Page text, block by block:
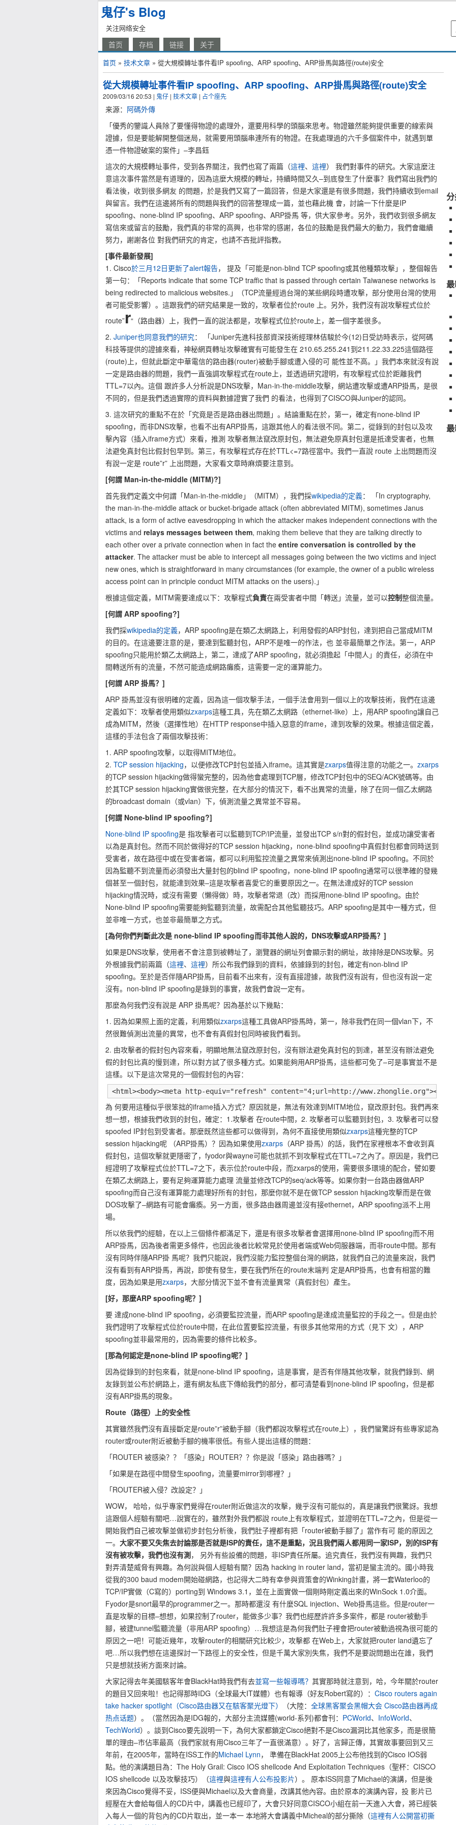
鬼仔's Blog
关注网络安全
首页 存档 链接 关于
首页 » 技术文章 » 從大規模轉址事件看IP spoofing、ARP spoofing、ARP掛馬與路徑(route)安全
從大規模轉址事件看IP spoofing、ARP spoofing、ARP掛馬與路徑(route)安全
2009/03/16 20:53 | 鬼仔 | 技术文章 | 占个座先
来源： 阿碼外傳
「優秀的鑒識人員除了要懂得物證的處理外，還要用科學的頭腦來思考。物證雖然能夠提供重要的線索與
證據，但是要能解開整個迷局，就需要用頭腦串連所有的物證。在我處理過的六千多個案件中，就遇到單
憑一件物證破案的案件」–李昌鈺
這次的大規模轉址事件，受到各界關注，我們也寫了兩篇（這裡、 這裡） 我們對事件的研究。大家這麼注
意這次事件當然是有道理的，因為這麼大規模的轉址，持續時間又久–到底發生了什麼事？我們寫出我們的
看法後，收到很多網友 的問題，於是我們又寫了一篇回答，但是大家還是有很多問題，我們持續收到email
與留言。我們在這邊將所有的問題與我們的回答整理成一篇，並也藉此機 會，討論一下什麼是IP
spoofing、none-blind IP spoofing、ARP spoofing、ARP掛馬 等，供大家參考。另外，我們收到很多網友
寫信來或留言的鼓勵，我們真的非常的高興，也非常的感謝，各位的鼓勵是我們最大的動力，我們會繼續
努力，謝謝各位 對我們研究的肯定，也請不吝批評指教。
[事件最新發展]
1. Cisco於三月12日更新了alert報告， 提及「可能是non-blind TCP spoofing或其他種類攻擊」，整個報告
第一句：「Reports indicate that some TCP traffic that is passed through certain Taiwanese networks is
being redirected to malicious websites.」（TCP流量經過台灣的某些網段時遭攻擊，部分使用台灣的使用
者可能受影響）。這跟我們的研究結果是一致的，攻擊者位於route 上。另外，我們沒有說攻擊程式位於
route”r“（路由器）上，我們一直的說法都是，攻擊程式位於route上，差一個字差很多。
2. Juniper也同意我們的研究： 「Juniper先進科技部資深技術經理林佶駿於今(12)日受訪時表示，從阿碼
科技等提供的證據來看，神秘網頁轉址攻擊確實有可能發生在 210.65.255.241到211.22.33.225這個路徑
(route)上，但就此斷定中華電信的路由器(router)被動手腳或遭入侵的可 能性並不高。」我們本來就沒有說
一定是路由器的問題，我們一直強調攻擊程式在route上，並透過研究證明，有攻擊程式位於距離我們
TTL=7以內。這個 跟許多人分析說是DNS攻擊，Man-in-the-middle攻擊，網站遭攻擊或遭ARP掛馬，是很
不同的，但是我們透過實際的資料與數據證實了我們 的看法，也得到了CISCO與Juniper的認同。
3. 這次研究的重點不在於「究竟是否是路由器出問題」。結論重點在於，第一，確定有none-blind IP
spoofing，而非DNS攻擊，也看不出有ARP掛馬，這跟其他人的看法很不同。第二，從錄到的封包以及攻
擊內容（插入iframe方式）來看，推測 攻擊者無法竄改原封包，無法避免原真封包還是抵達受害者，也無
法避免真封包比假封包早到。第三，有攻擊程式存在於TTL<=7路徑當中。我們一直說 route 上出問題而沒
有說一定是 route”r” 上出問題，大家看文章時麻煩要注意到。
[何謂 Man-in-the-middle (MITM)?]
首先我們定義文中何謂「Man-in-the-middle」（MITM），我們採wikipedia的定義： 「In cryptography,
the man-in-the-middle attack or bucket-brigade attack (often abbreviated MITM), sometimes Janus
attack, is a form of active eavesdropping in which the attacker makes independent connections with the
victims and relays messages between them, making them believe that they are talking directly to
each other over a private connection when in fact the entire conversation is controlled by the
attacker. The attacker must be able to intercept all messages going between the two victims and inject
new ones, which is straightforward in many circumstances (for example, the owner of a public wireless
access point can in principle conduct MITM attacks on the users).」
根據這個定義，MITM需要達成以下：攻擊程式負責在兩受害者中間「轉送」流量，並可以控制整個流量。
[何謂 ARP spoofing?]
我們採wikipedia的定義，ARP spoofing是在類乙太網路上，利用發假的ARP封包，達到把自己當成MITM
的目的。在這邊要注意的是，要達到監聽封包，ARP不是唯一的作法，也 並非最簡單之作法。第一，ARP
spoofing只能用於類乙太網路上，第二，達成了ARP spoofing，就必須擔起「中間人」的責任，必須在中
間轉送所有的流量，不然可能造成網路癱瘓，這需要一定的運算能力。
[何謂 ARP 掛馬？]
ARP 掛馬並沒有很明確的定義，因為這一個攻擊手法，一個手法會用到一個以上的攻擊技術，我們在這邊
定義如下：攻擊者使用類似zxarps這種工具，先在類乙太網路（ethernet-like）上，用ARP spoofing讓自己
成為MITM，然後（選擇性地）在HTTP response中插入惡意的iframe，達到攻擊的效果。根據這個定義，
這樣的手法包含了兩個攻擊技術：
1. ARP spoofing攻擊，以取得MITM地位。
2. TCP session hijacking，以便修改TCP封包並插入iframe。這其實是zxarps值得注意的功能之一。 zxarps
的TCP session hijacking做得蠻完整的，因為他會處理到TCP層，修改TCP封包中的SEQ/ACK號碼等。由
於其TCP session hijacking實做很完整，在大部分的情況下，看不出異常的流量，除了在同一個乙太網路
的broadcast domain（或vlan）下，偵測流量之異常並不容易。
[何謂 None-blind IP spoofing?]
None-blind IP spoofing是 指攻擊者可以監聽到TCP/IP流量，並發出TCP s/n對的假封包，並成功讓受害者
以為是真封包。然而不同於做得好的TCP session hijacking，none-blind spoofing中真假封包都會同時送到
受害者，故在路徑中或在受害者端，都可以利用監控流量之異常來偵測出none-blind IP spoofing。不同於
因為監聽不到流量而必須發出大量封包的blind IP spoofing，none-blind IP spoofing通常可以很準確的發幾
個甚至一個封包，就能達到效果–這是攻擊者喜愛它的重要原因之一。在無法達成好的TCP session
hijacking情況時，或沒有需要（懶得做）時，攻擊者常退（改）而採用none-blind IP spoofing。由於
None-blind IP spoofing需要能夠監聽到流量，故需配合其他監聽技巧。ARP spoofing是其中一種方式，但
並非唯一方式，也並非最簡單之方式。
[為何你們判斷此次是 none-blind IP spoofing而非其他人說的，DNS攻擊或ARP掛馬？]
如果是DNS攻擊，使用者不會注意到被轉址了，瀏覽器的網址列會顯示對的網址，故排除是DNS攻擊。另
外根據我們前兩篇（這裡、 這裡）所公布我們錄到的資料，依據錄到的封包，確定有non-blind IP
spoofing。至於是否伴隨ARP掛馬，目前看不出來有，沒有直接證據，故我們沒有說有，但也沒有說一定
沒有。non-blind IP spoofing是錄到的事實，故我們會說一定有。
那麼為何我們沒有說是 ARP 掛馬呢？因為基於以下幾點：
1. 因為如果照上面的定義，利用類似zxarps這種工具做ARP掛馬時，第一，除非我們在同一個vlan下，不
然很難偵測出流量的異常，也不會有真假封包同時被我們看到。
2. 由攻擊者的假封包內容來看，明顯地無法竄改原封包，沒有辦法避免真封包的到達，甚至沒有辦法避免
假的封包比真的慢到達，所以對方試了很多種方式。如果能夠用ARP掛馬，這些都可免了–可是事實並不是
這樣。以下是這次常見的一個假封包的內容：
<html><body><meta http-equiv="refresh" content="4;url=http://www.zhonglie.org"></
為 何要用這種似乎很笨拙的iframe插入方式？原因就是，無法有效達到MITM地位，竄改原封包。我們再來
想一想，根據我們收到的封包，確定：1.攻擊者 在route中間，2. 攻擊者可以監聽到封包，3. 攻擊者可以發
spoofed IP封包到受害者。那麼既然這些都可以做得到，為何不直接使用類似zxarps這種完整的TCP
session hijacking呢 （ARP掛馬）？因為如果使用zxarps （ARP 掛馬）的話，我們在家裡根本不會收到真
假封包，這個攻擊就更隱密了，fyodor與wayne可能也就抓不到攻擊程式在TTL=7之內了。原因是，我們已
經證明了攻擊程式位於TTL=7之下，表示位於route中段，而zxarps的使用，需要很多環境的配合，譬如要
在類乙太網路上，要有足夠運算能力處理 流量並修改TCP的seq/ack等等。如果你對一台路由器做ARP
spoofing而自己沒有運算能力處理好所有的封包，那麼你就不是在做TCP session hijacking攻擊而是在做
DOS攻擊了–網路有可能會癱瘓。另一方面，很多路由器周邊並沒有接ethernet，ARP spoofing派不上用
場。
所以依我們的經驗，在以上三個條件都滿足下，還是有很多攻擊者會選擇用none-blind IP spoofing而不用
ARP掛馬，因為後者需更多條件，也因此後者比較常見於使用者端或Web伺服器端，而非route中間。那有
沒有同時伴隨ARP掛 馬呢？我們只能說，我們沒能力監控整個台灣的網路，就我們自己的流量來說，我們
沒有看到有ARP掛馬，再說，即使有發生，要在我們所在的route末端判 定是ARP掛馬，也會有相當的難
度，因為如果是用zxarps，大部分情況下並不會有流量異常（真假封包）產生。
[好，那麼ARP spoofing呢？]
要 達成none-blind IP spoofing，必須要監控流量，而ARP spoofing是達成流量監控的手段之一。但是由於
我們證明了攻擊程式位於route中間，在此位置要監控流量，有很多其他常用的方式（見下 文），ARP
spoofing並非最常用的，因為需要的條件比較多。
[那為何認定是none-blind IP spoofing呢？]
因為從錄到的封包來看，就是none-blind IP spoofing，這是事實，是否有伴隨其他攻擊，就我們錄到、網
友錄到並公布於網路上，還有網友私底下傳給我們的部分，都可清楚看到none-blind IP spoofing，但是都
沒有ARP掛馬的現象。
Route（路徑）上的安全性
其實雖然我們沒有直接斷定是route”r”被動手腳（我們都說攻擊程式在route上），我們蠻驚訝有些專家認為
router或router附近被動手腳的機率很低。有些人提出這樣的問題：
「ROUTER 被感染？？「感染」ROUTER？？你是說「感染」路由器嗎？」
「如果是在路徑中間發生spoofing，流量要mirror到哪裡？」
「ROUTER被入侵？改設定？」
WOW， 哈哈，似乎專家們覺得在router附近做這次的攻擊，幾乎沒有可能似的，真是讓我們很驚訝。我想
這跟個人經驗有關吧…說實在的，雖然對外我們都說 route上有攻擊程式，並證明在TTL=7之內，但是從一
開始我們自己被攻擊並做初步封包分析後，我們肚子裡都有把「router被動手腳了」當作有可 能的原因之
一。 大家不要又失焦去討論那是否就是ISP的責任，這不是重點，況且我們兩人都用同一家ISP，別的ISP有
沒有被攻擊，我們也沒有測， 另外有些設備的問題，非ISP責任所屬。追究責任，我們沒有興趣，我們只
對弄清楚威脅有興趣。為何說與個人經驗有關？因為 hacking in router land，當初是蠻主流的。國小時我
從我的300 baud modem開始碰網路，也記得大二時有幸參與資策會的Winking計畫，將一套Waterloo的
TCP/IP實做（C寫的）porting到 Windows 3.1，並在上面實做一個剛時剛定義出來的WinSock 1.0介面。
Fyodor是snort最早的programmer之一。那時都還沒 有什麼SQL injection、Web掛馬這些。但是router一
直是攻擊的目標–想想，如果控制了router，能做多少事？我們也經歷許許多多案件，都是 router被動手
腳，被建tunnel監聽流量（非用ARP spoofing）…我想這是為何我們肚子裡會把router被動過視為很可能的
原因之一吧！可能近幾年，攻擊router的相關研究比較少，攻擊都 在Web上，大家就把router land遺忘了
吧…所以我們想在這邊探討一下路徑上的安全性，但是千萬大家別失焦，我們不是要說問題出在誰，我們
只是想就技術方面來討論。
大家記得去年美國駭客年會BlackHat時我們有去並寫一些報導嗎？ 其實那時就注意到，哈，今年關於router
的題目又回來啦！也記得那時IDG（全球最大IT媒體）也有報導（好友Robert寫的）： Cisco routers again
take hacker spotlight（Cisco路由器又在駭客聚光燈下）
（大陸： 全球黑客聚会黑帽大会 Cisco路由器再成
热点话题）。（當然因為是IDG報的，大部分主流媒體(world-系列)都會刊： PCWorld、 InfoWorld、
TechWorld）。談到Cisco要先說明一下，為何大家都鎖定Cisco絕對不是Cisco漏洞比其他家多，而是很簡
單的理由–市佔率最高（我們家就有用Cisco三年了一直很滿意）。好了，言歸正傳，其實故事要回到又三
年前，在2005年，當時在ISS工作的Michael Lynn， 準備在BlackHat 2005上公布他找到的Cisco IOS弱
點。他的演講題目為：The Holy Grail: Cisco IOS shellcode And Exploitation Techniques（聖杯：CISCO
IOS shellcode 以及攻擊技巧）（這裡與這裡有人公布投影片）。 原本ISS同意了Michael的演講，但是後
來因為Cisco覺得不妥，ISS便與Michael以及大會商量，改講其他內容。由於原本的演講內容，投 影片已
經壓在大會給每個人的CD片中，講義也已經印了，大會只好同意CISCO小組在前一天進入大會，將已經裝
入每人一個的背包內的CD片取出，並一本一 本地將大會講義中Micheal的部分撕除（這裡有人公開當初撕